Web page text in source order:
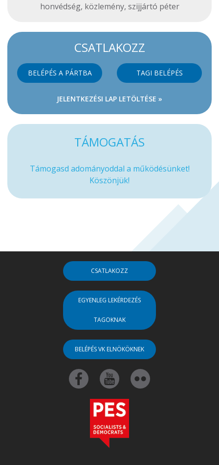
honvédség, közlemény, szijjártó péter
CSATLAKOZZ
BELÉPÉS A PÁRTBA TAGI BELÉPÉS
JELENTKEZÉSI LAP LETÖLTÉSE »
TÁMOGATÁS
Támogasd adományoddal a működésünket!
Köszönjük!
CSATLAKOZZ
EGYENLEG LEKÉRDEZÉS
TAGOKNAK
BELÉPÉS VK ELNÖKÖKNEK